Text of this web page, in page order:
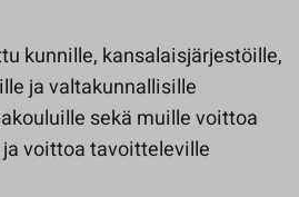
kunnille, kansalaisjärjestöille,
ja valtakunnallisille
sekä muille voittoa
voittoa tavoitteleville